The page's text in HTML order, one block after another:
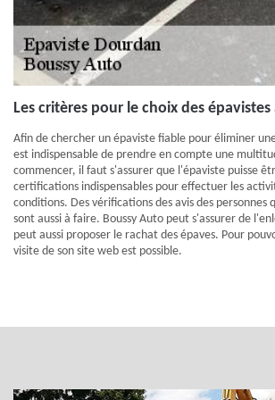
Les critères pour le choix des
Afin de chercher un épaviste fiable pour éliminer
est indispensable de prendre en compte une
commencer, il faut s'assurer que l'épaviste puisse
certifications indispensables pour effectuer les
conditions. Des vérifications des avis des
sont aussi à faire. Boussy Auto peut s'assurer de
peut aussi proposer le rachat des épaves. Pour
visite de son site web est possible.